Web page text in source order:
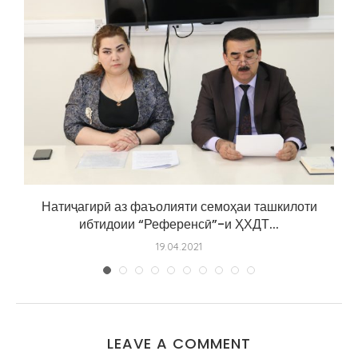
Натиҷагирӣ аз фаъолияти семоҳаи ташкилоти
ибтидоии “Референсӣ”-и ҲХДТ...
19.04.2021
LEAVE A COMMENT